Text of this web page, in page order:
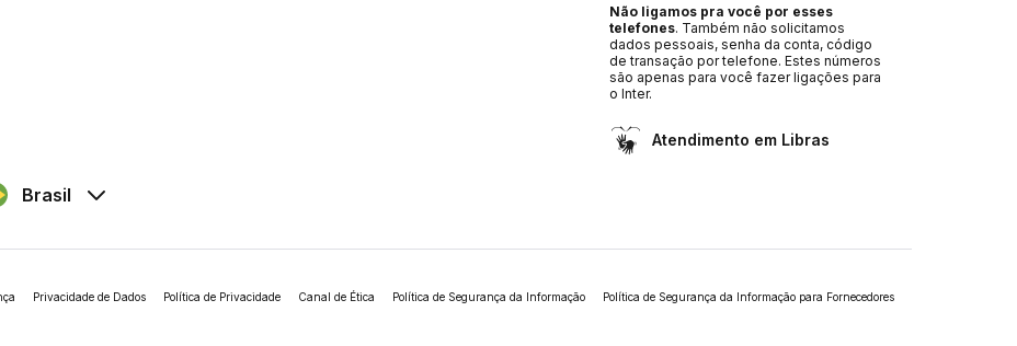
Não ligamos pra você por esses
telefones. Também não solicitamos
dados pessoais, senha da conta, código
de transação por telefone. Estes números
são apenas para você fazer ligações para
o Inter.
Atendimento em Libras
Brasil
Privacidade de Dados Política de Privacidade Canal de Ética Política de Segurança da Informação Política de Segurança da Informação para Fornecedores